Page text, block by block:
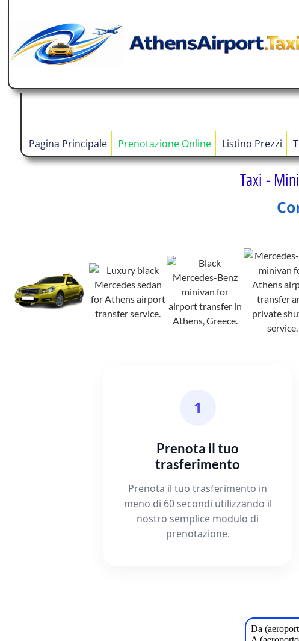
Pagina Principale Prenotazione Online Listino Prezzi
Taxi -
1
Prenota il tuo
trasferimento
Prenota il tuo trasferimento in
meno di 60 secondi utilizzando il
nostro semplice modulo di
prenotazione.